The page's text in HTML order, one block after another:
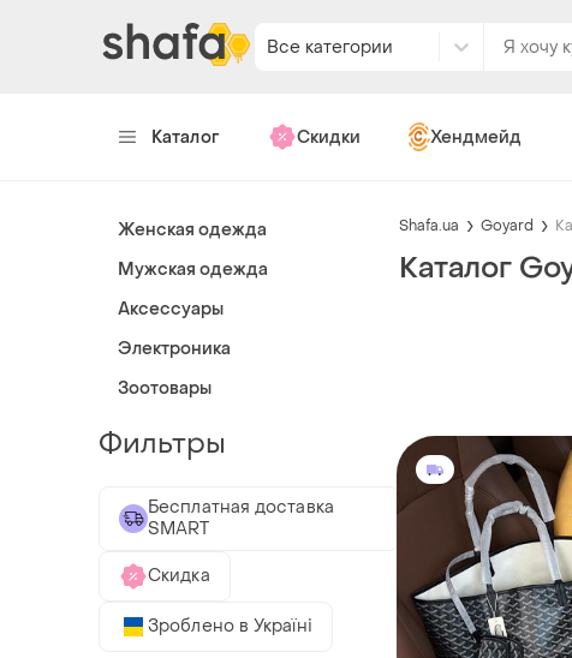
Все категории
Каталог Скидки Хендмейд
Shafa.ua Goyard
Каталог
Женская одежда
Мужская одежда
Аксессуары
Электроника
Зоотовары
Фильтры
Бесплатная доставка
SMART
Скидка
Зроблено в Україні